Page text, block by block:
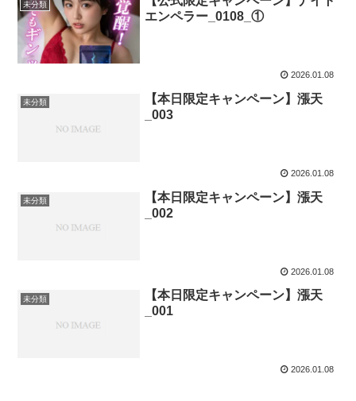
未分類
エンペラー_0108_①
2026.01.08
未分類
【本日限定キャンペーン】漲天
_003
2026.01.08
未分類
【本日限定キャンペーン】漲天
_002
2026.01.08
未分類
【本日限定キャンペーン】漲天
_001
2026.01.08